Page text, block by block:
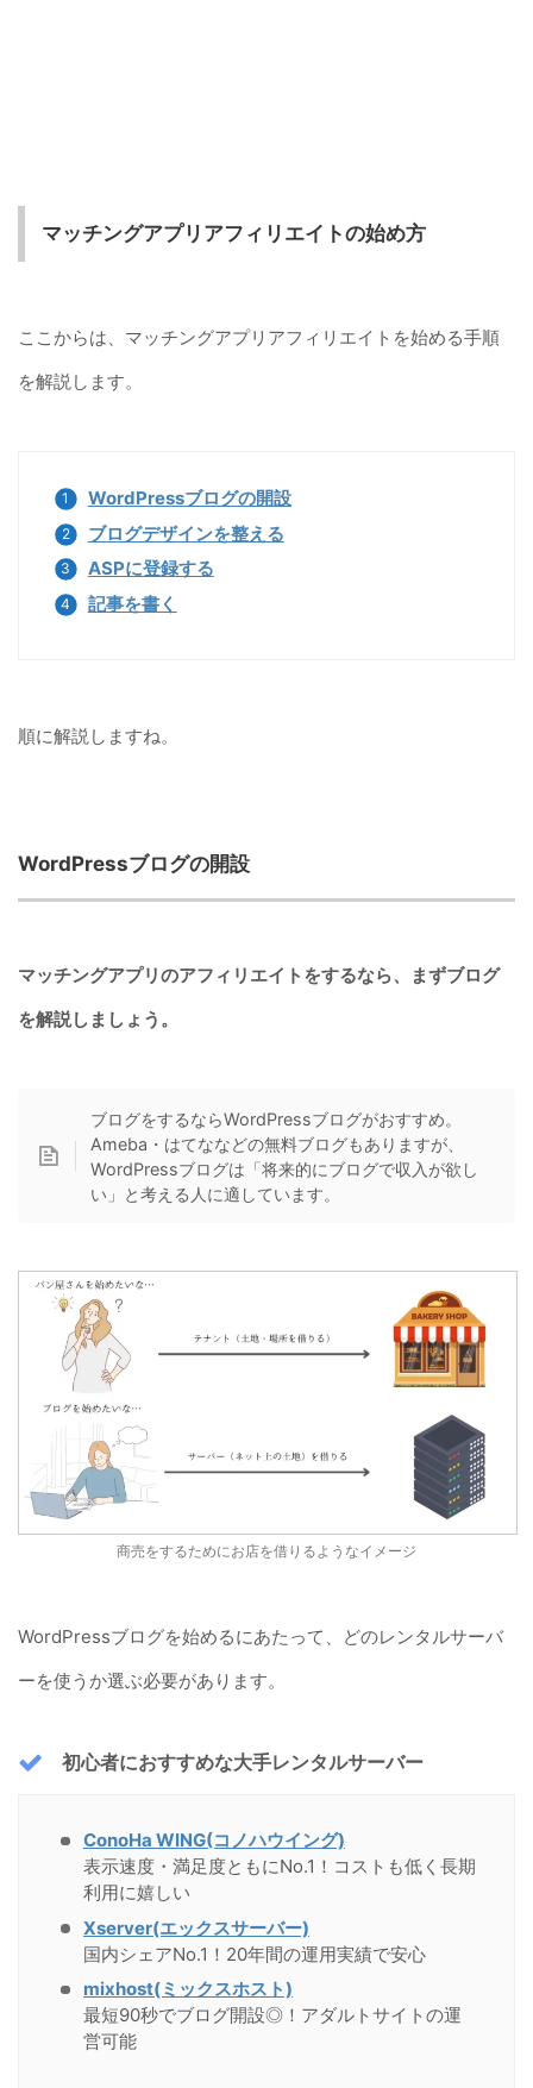
マッチングアプリアフィリエイトの始め方
ここからは、マッチングアプリアフィリエイトを始める手順
を解説します。
WordPressブログの開設
ブログデザインを整える
ASPに登録する
記事を書く
順に解説しますね。
WordPressブログの開設
マッチングアプリのアフィリエイトをするなら、まずブログ
を解説しましょう。
ブログをするならWordPressブログがおすすめ。
Ameba・はてななどの無料ブログもありますが、
WordPressブログは「将来的にブログで収入が欲し
い」と考える人に適しています。
商売をするためにお店を借りるようなイメージ
WordPressブログを始めるにあたって、どのレンタルサーバ
ーを使うか選ぶ必要があります。
初心者におすすめな大手レンタルサーバー
ConoHa WING(コノハウイング)
表示速度・満足度ともにNo.1！コストも低く長期
利用に嬉しい
Xserver(エックスサーバー)
国内シェアNo.1！20年間の運用実績で安心
mixhost(ミックスホスト)
最短90秒でブログ開設◎！アダルトサイトの運
営可能